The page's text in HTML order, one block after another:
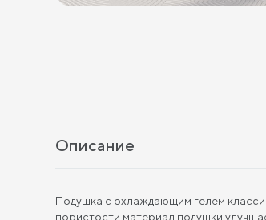
Описание
Подушка с охлаждающим гелем
пористости материал подушки